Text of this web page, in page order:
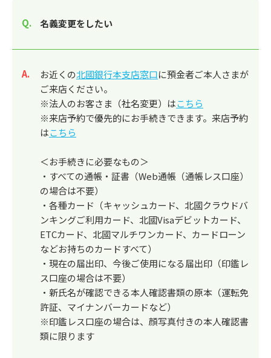
名義変更をしたい
回答
お近くの北國銀行本支店窓口に預金者ご本人さまが
ご来店ください。
※法人のお客さま（社名変更）はこちら
※来店予約で優先的にお手続きできます。来店予約
はこちら
＜お手続きに必要なもの＞
・すべての通帳・証書（Web通帳（通帳レス口座）
の場合は不要）
・各種カード（キャッシュカード、北國クラウドバ
ンキングご利用カード、北國Visaデビットカード、
ETCカード、北國マルチワンカード、カードローン
などお持ちのカードすべて）
・現在の届出印、今後ご使用になる届出印（印鑑レ
ス口座の場合は不要）
・新氏名が確認できる本人確認書類の原本（運転免
許証、マイナンバーカードなど）
※印鑑レス口座の場合は、顔写真付きの本人確認書
類に限ります